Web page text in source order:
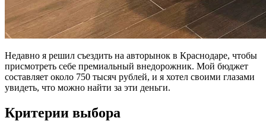
Недавно я решил съездить на авторынок в Краснодаре, чтобы
присмотреть себе премиальный внедорожник. Мой бюджет
составляет около 750 тысяч рублей, и я хотел своими глазами
увидеть, что можно найти за эти деньги.
Критерии выбора